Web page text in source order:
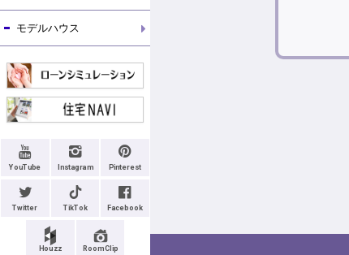
モデルハウス
YouTube Instagram Pinterest
Twitter TikTok Facebook
Houzz RoomClip